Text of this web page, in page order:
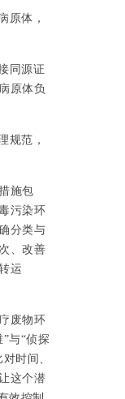
原体，
同源证
原体负
规范，
施包
污染环
分类与
、改善
运
废物环
与“侦探
时间、
这个潜